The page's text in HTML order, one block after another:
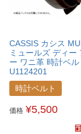
CASSIS カシス
ミュールズ ディー
ー ワニ革 時計ベル
U1124201
時計ベルト
価格 ¥5,500